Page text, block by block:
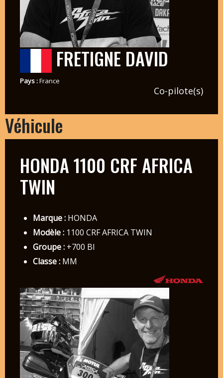
FRETIGNE DAVID
Pays :France
Co-pilote(s)
Véhicule
HONDA 1100 CRF AFRICA
TWIN
Marque :HONDA
Modèle :1100 CRF AFRICA TWIN
Groupe :+700 BI
Classe :MM